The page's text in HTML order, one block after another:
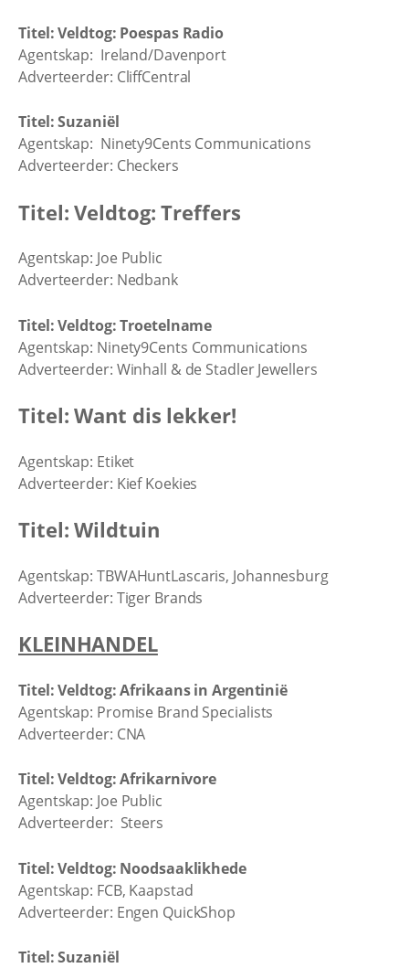
Titel: Veldtog: Poespas Radio
Agentskap: Ireland/Davenport
Adverteerder: CliffCentral
Titel: Suzaniël
Agentskap: Ninety9Cents Communications
Adverteerder: Checkers
Titel: Veldtog: Treffers
Agentskap: Joe Public
Adverteerder: Nedbank
Titel: Veldtog: Troetelname
Agentskap: Ninety9Cents Communications
Adverteerder: Winhall & de Stadler Jewellers
Titel: Want dis lekker!
Agentskap: Etiket
Adverteerder: Kief Koekies
Titel: Wildtuin
Agentskap: TBWAHuntLascaris, Johannesburg
Adverteerder: Tiger Brands
KLEINHANDEL
Titel: Veldtog: Afrikaans in Argentinië
Agentskap: Promise Brand Specialists
Adverteerder: CNA
Titel: Veldtog: Afrikarnivore
Agentskap: Joe Public
Adverteerder: Steers
Titel: Veldtog: Noodsaaklikhede
Agentskap: FCB, Kaapstad
Adverteerder: Engen QuickShop
Titel: Suzaniël